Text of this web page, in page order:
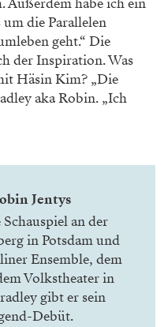
Außerdem habe ich ein
die Parallelen
geht.“ Die
der Inspiration. Was
Häsin Kim? „Die
aka Robin. „Ich
Jentys
an der
in Potsdam und
Ensemble, dem
Volkstheater in
gibt er sein
Debüt.